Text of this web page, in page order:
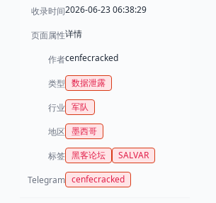
收录时间2026-06-23 06:38:29
页面属性详情
作者cenfecracked
类型 数据泄露
行业 军队
地区 墨西哥
标签 黑客论坛 SALVAR
Telegram cenfecracked